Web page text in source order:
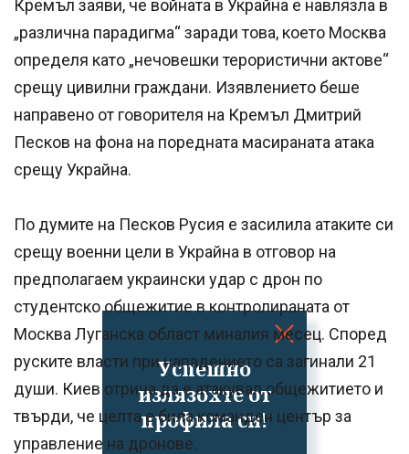
Успешно
излязохте от
профила си!
Кремъл заяви, че войната в Украйна е навлязла в
„различна парадигма“ заради това, което Москва
определя като „нечовешки терористични актове“
срещу цивилни граждани. Изявлението беше
направено от говорителя на Кремъл Дмитрий
Песков на фона на поредната масираната атака
срещу Украйна.
По думите на Песков Русия е засилила атаките си
срещу военни цели в Украйна в отговор на
предполагаем украински удар с дрон по
студентско общежитие в контролираната от
Москва Луганска област миналия месец. Според
руските власти при нападението са загинали 21
души. Киев отрича да е атакувал общежитието и
твърди, че целта е била команден център за
управление на дронове.